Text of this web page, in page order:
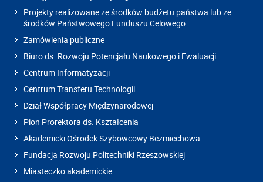
Projekty realizowane ze środków budżetu państwa lub ze
środków Państwowego Funduszu Celowego
Zamówienia publiczne
Biuro ds. Rozwoju Potencjału Naukowego i Ewaluacji
Centrum Informatyzacji
Centrum Transferu Technologii
Dział Współpracy Międzynarodowej
Pion Prorektora ds. Kształcenia
Akademicki Ośrodek Szybowcowy Bezmiechowa
Fundacja Rozwoju Politechniki Rzeszowskiej
Miasteczko akademickie